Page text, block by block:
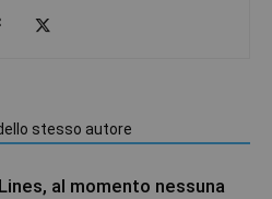
stesso autore
al momento nessuna